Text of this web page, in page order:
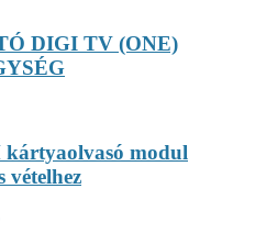
DIGI TV (ONE)
modul
vételhez